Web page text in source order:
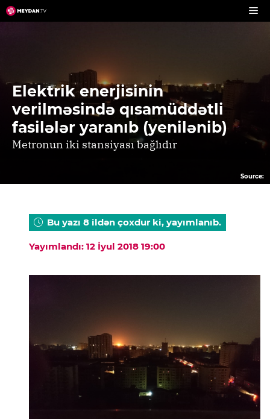
Skip
to
Elektrik enerjisinin
verilməsində qısamüddətli
fasilələr yaranıb (yenilənib)
Metronun iki stansiyası bağlıdır
Source:
Bu yazı 8 ildən çoxdur ki, yayımlanıb.
Yayımlandı: 12 İyul 2018 19:00